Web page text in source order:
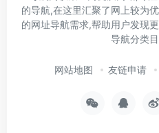
的导航,在这里汇聚了网上较为
的网址导航需求,帮助用户发现
导航分类
网站地图 友链申请